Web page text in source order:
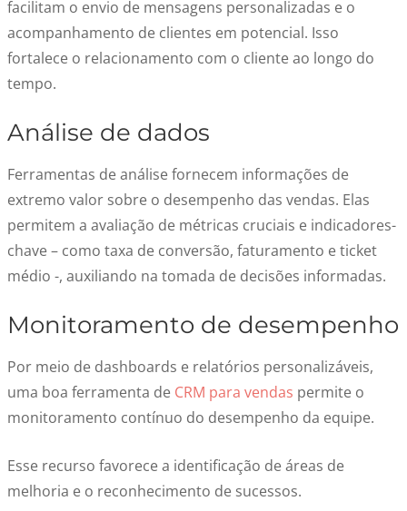
facilitam o envio de mensagens personalizadas e o
acompanhamento de clientes em potencial. Isso
fortalece o relacionamento com o cliente ao longo do
tempo.
Análise de dados
Ferramentas de análise fornecem informações de
extremo valor sobre o desempenho das vendas. Elas
permitem a avaliação de métricas cruciais e indicadores-
chave – como taxa de conversão, faturamento e ticket
médio -, auxiliando na tomada de decisões informadas.
Monitoramento de desempenho
Por meio de dashboards e relatórios personalizáveis,
uma boa ferramenta de CRM para vendas permite o
monitoramento contínuo do desempenho da equipe.
Esse recurso favorece a identificação de áreas de
melhoria e o reconhecimento de sucessos.